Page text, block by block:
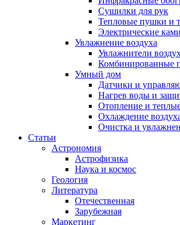
Сушилки для рук
Тепловые пушки и
Электрические
Увлажнение воздуха
Увлажнители
Комбинированные
Умный дом
Датчики и
Нагрев воды и
Отопление и
Охлаждение
Очистка и
Статьи
Астрономия
Астрофизика
Наука и космос
Геология
Литература
Отечественная
Зарубежная
Маркетинг